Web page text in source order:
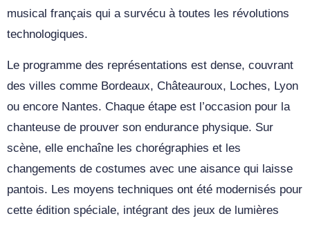
musical français qui a survécu à toutes les révolutions
technologiques.
Le programme des représentations est dense, couvrant
des villes comme Bordeaux, Châteauroux, Loches, Lyon
ou encore Nantes. Chaque étape est l’occasion pour la
chanteuse de prouver son endurance physique. Sur
scène, elle enchaîne les chorégraphies et les
changements de costumes avec une aisance qui laisse
pantois. Les moyens techniques ont été modernisés pour
cette édition spéciale, intégrant des jeux de lumières